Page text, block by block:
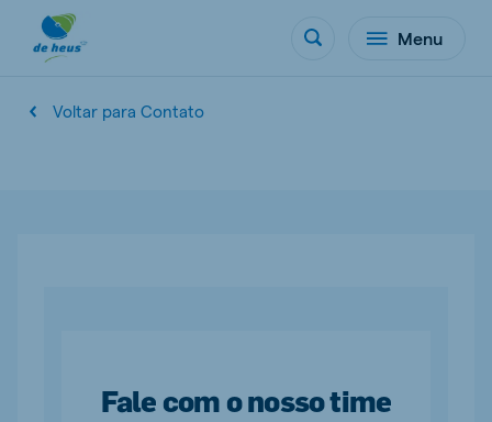
Menu
Voltar para Contato
Fale com o nosso time